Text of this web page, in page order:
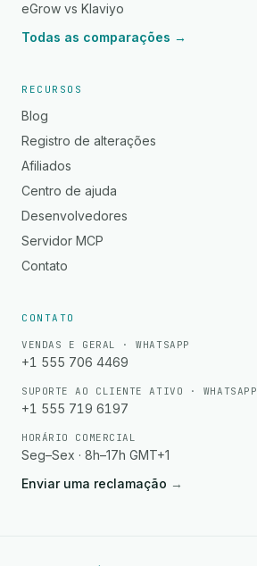
eGrow vs Klaviyo
Todas as comparações →
RECURSOS
Blog
Registro de alterações
Afiliados
Centro de ajuda
Desenvolvedores
Servidor MCP
Contato
CONTATO
VENDAS E GERAL · WHATSAPP
+1 555 706 4469
SUPORTE AO CLIENTE ATIVO · WHATSAPP
+1 555 719 6197
HORÁRIO COMERCIAL
Seg–Sex · 8h–17h GMT+1
Enviar uma reclamação →